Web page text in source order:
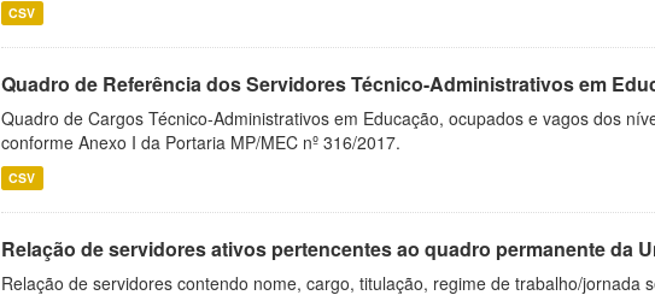
CSV
Quadro de Referência dos Servidores Técnico-Administrativos em
Quadro de Cargos Técnico-Administrativos em Educação, ocupados e vagos dos
conforme Anexo I da Portaria MP/MEC nº 316/2017.
CSV
Relação de servidores ativos pertencentes ao quadro permanente da
Relação de servidores contendo nome, cargo, titulação, regime de trabalho/jornada